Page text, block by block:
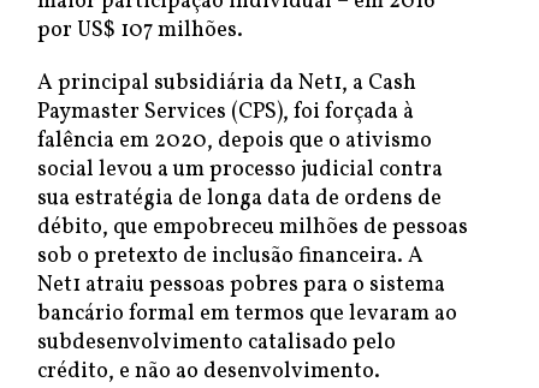
por US$ 107 milhões.
A principal subsidiária da Net1, a Cash
Paymaster Services (CPS), foi forçada à
falência em 2020, depois que o ativismo
social levou a um processo judicial contra
sua estratégia de longa data de ordens de
débito, que empobreceu milhões de pessoas
sob o pretexto de inclusão financeira. A
Net1 atraiu pessoas pobres para o sistema
bancário formal em termos que levaram ao
subdesenvolvimento catalisado pelo
crédito, e não ao desenvolvimento.